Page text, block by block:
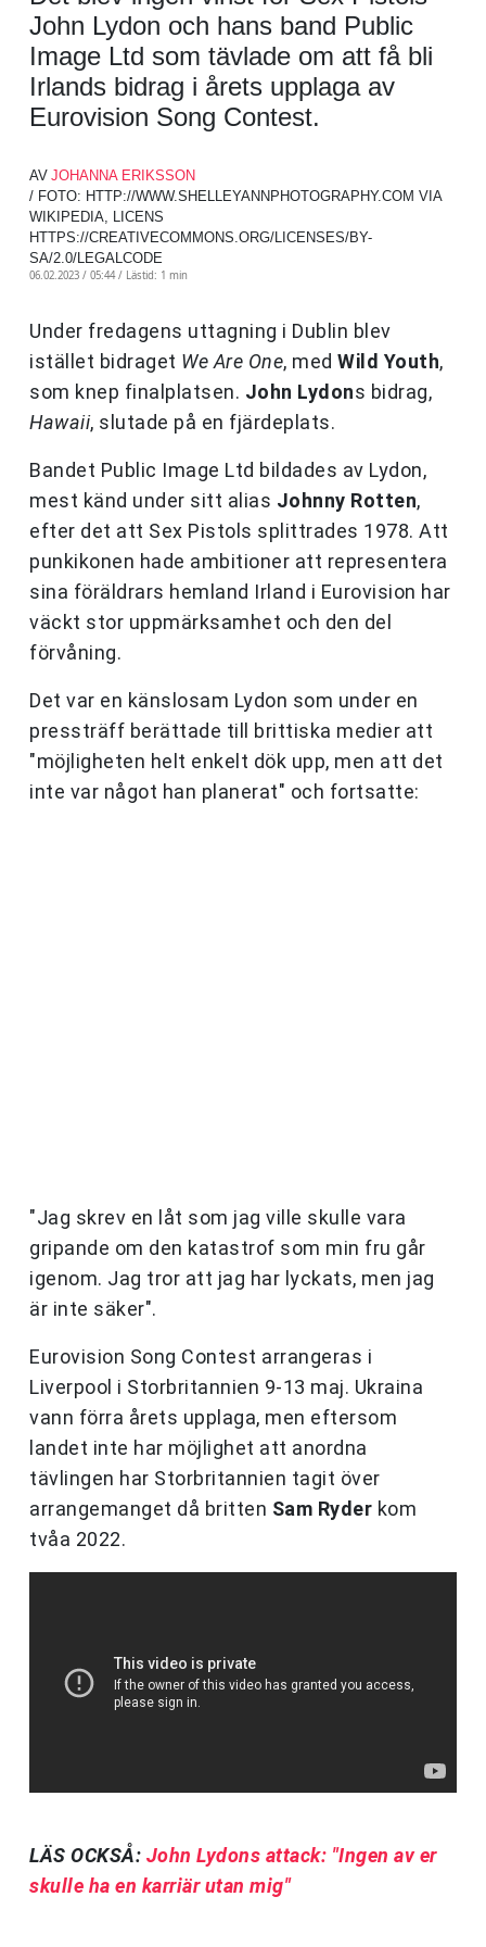
John Lydon och hans band Public
Image Ltd som tävlade om att få bli
Irlands bidrag i årets upplaga av
Eurovision Song Contest.
AV JOHANNA ERIKSSON
/ FOTO: HTTP://WWW.SHELLEYANNPHOTOGRAPHY.COM VIA
WIKIPEDIA, LICENS
HTTPS://CREATIVECOMMONS.ORG/LICENSES/BY-
SA/2.0/LEGALCODE
06.02.2023 / 05:44 / Lästid: 1 min
Under fredagens uttagning i Dublin blev
istället bidraget We Are One, med Wild Youth,
som knep finalplatsen. John Lydons bidrag,
Hawaii, slutade på en fjärdeplats.
Bandet Public Image Ltd bildades av Lydon,
mest känd under sitt alias Johnny Rotten,
efter det att Sex Pistols splittrades 1978. Att
punkikonen hade ambitioner att representera
sina föräldrars hemland Irland i Eurovision har
väckt stor uppmärksamhet och den del
förvåning.
Det var en känslosam Lydon som under en
pressträff berättade till brittiska medier att
"möjligheten helt enkelt dök upp, men att det
inte var något han planerat" och fortsatte:
"Jag skrev en låt som jag ville skulle vara
gripande om den katastrof som min fru går
igenom. Jag tror att jag har lyckats, men jag
är inte säker".
Eurovision Song Contest arrangeras i
Liverpool i Storbritannien 9-13 maj. Ukraina
vann förra årets upplaga, men eftersom
landet inte har möjlighet att anordna
tävlingen har Storbritannien tagit över
arrangemanget då britten Sam Ryder kom
tvåa 2022.
LÄS OCKSÅ: John Lydons attack: "Ingen av er
skulle ha en karriär utan mig"